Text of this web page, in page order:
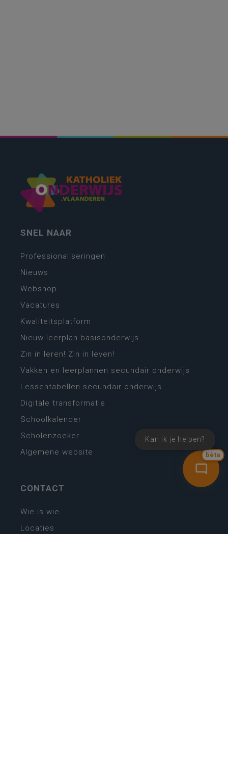
bèta
Kan ik je helpen?
SNEL NAAR
Professionaliseringen
Nieuws
Webshop
Vacatures
Kwaliteitsplatform
Nieuw leerplan basisonderwijs
Zin in leren! Zin in leven!
Vakken en leerplannen secundair onderwijs
Lessentabellen secundair onderwijs
Digitale transformatie
Schoolkalender
Scholenzoeker
Algemene website
CONTACT
Wie is wie
Locaties